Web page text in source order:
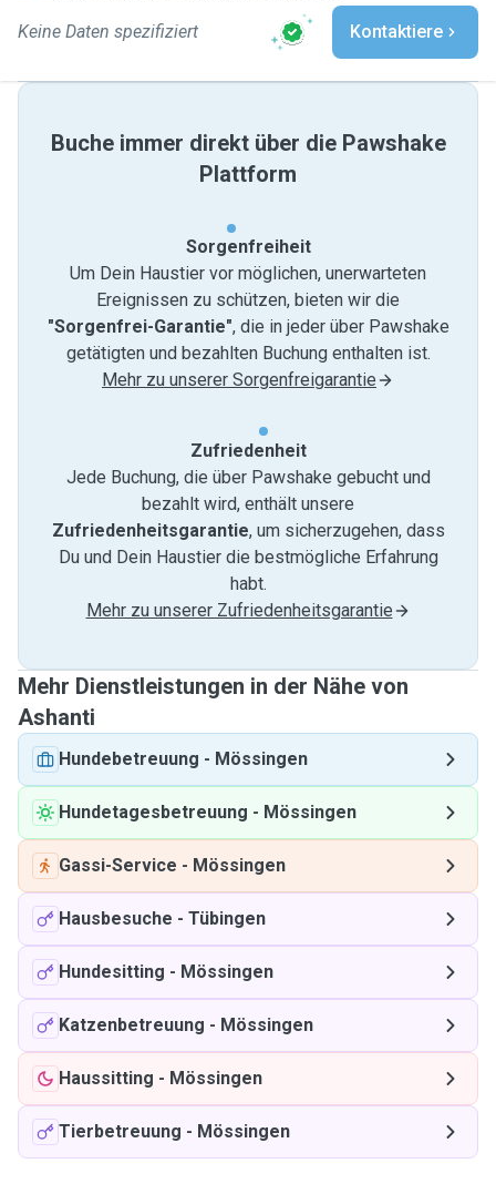
Keine Daten spezifiziert Kontaktiere
Buche immer direkt über die Pawshake
Plattform
Sorgenfreiheit
Um Dein Haustier vor möglichen, unerwarteten
Ereignissen zu schützen, bieten wir die
"Sorgenfrei-Garantie", die in jeder über Pawshake
getätigten und bezahlten Buchung enthalten ist.
Mehr zu unserer Sorgenfreigarantie
Zufriedenheit
Jede Buchung, die über Pawshake gebucht und
bezahlt wird, enthält unsere
Zufriedenheitsgarantie, um sicherzugehen, dass
Du und Dein Haustier die bestmögliche Erfahrung
habt.
Mehr zu unserer Zufriedenheitsgarantie
Mehr Dienstleistungen in der Nähe von
Ashanti
Hundebetreuung - Mössingen
Hundetagesbetreuung - Mössingen
Gassi-Service - Mössingen
Hausbesuche - Tübingen
Hundesitting - Mössingen
Katzenbetreuung - Mössingen
Haussitting - Mössingen
Tierbetreuung - Mössingen